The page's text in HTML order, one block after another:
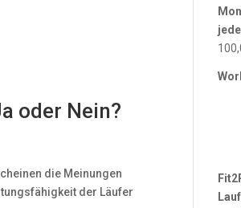
oder Nein?
die Meinungen
der Läufer